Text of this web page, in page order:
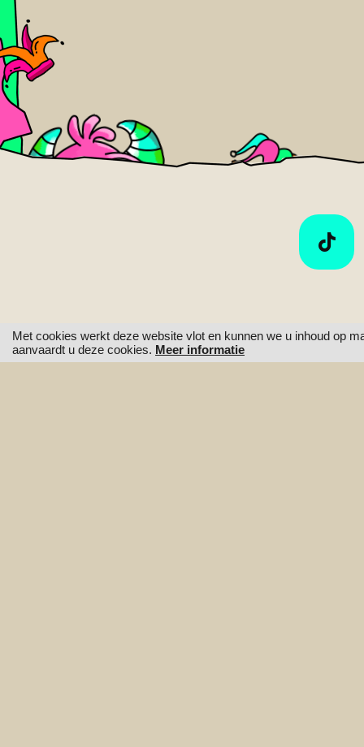
Met cookies werkt deze website vlot en kunnen we u inhoud op
aanvaardt u deze cookies. Meer informatie